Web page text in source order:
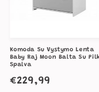
Komoda Su Vystymo Lenta
Baby Raj Moon Balta Su
Spalva
Įprasta
€229,99